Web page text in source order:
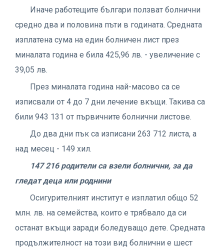
Иначе работещите българи ползват болнични
средно два и половина пъти в годината. Средната
изплатена сума на един болничен лист през
миналата година е била 425,96 лв. - увеличение с
39,05 лв.
През миналата година най-масово са се
изписвали от 4 до 7 дни лечение вкъщи. Такива са
били 943 131 от първичните болнични листове.
До два дни пък са изписани 263 712 листа, а
над месец - 149 хил.
147 216 родители са взели болнични, за да
гледат деца или роднини
Осигурителният институт е изплатил общо 52
млн. лв. на семейства, които е трябвало да си
останат вкъщи заради боледуващо дете. Средната
продължителност на този вид болнични е шест